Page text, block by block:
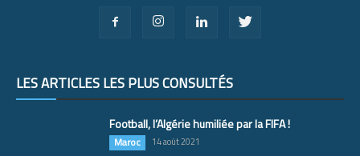
LES ARTICLES LES PLUS CONSULTÉS
Football, l’Algérie humiliée par la FIFA !
Maroc 14 août 2021